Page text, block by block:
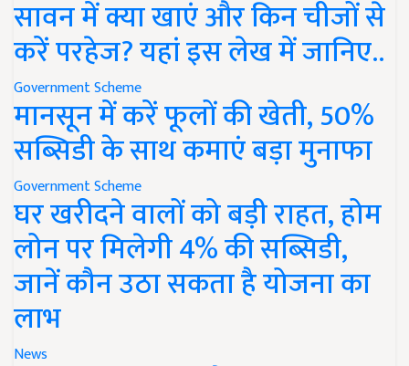
सावन में क्या खाएं और किन चीजों से
करें परहेज? यहां इस लेख में जानिए..
Government Scheme
मानसून में करें फूलों की खेती, 50%
सब्सिडी के साथ कमाएं बड़ा मुनाफा
Government Scheme
घर खरीदने वालों को बड़ी राहत, होम
लोन पर मिलेगी 4% की सब्सिडी,
जानें कौन उठा सकता है योजना का
लाभ
News